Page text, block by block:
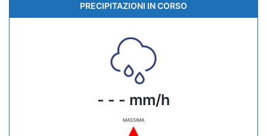
PRECIPITAZIONI IN CORSO
- - - mm/h
MASSIMA